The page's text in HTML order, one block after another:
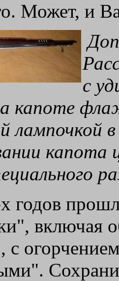
Может, и
с
капоте
лампочкой
капота
годов
включая
с